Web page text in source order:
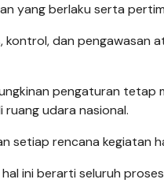
yang berlaku serta
kontrol, dan pengawasan
pengaturan tetap
udara nasional.
setiap rencana kegiatan
ini berarti seluruh